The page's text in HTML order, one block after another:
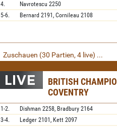
4.
Navrotescu 2250
5-6.
Bernard 2191, Cornileau 2108
Zuschauen (30 Partien, 4 live) ...
BRITISH
COVENTRY
1-2. Dishman 2258, Bradbury 2164
3-4.
Ledger 2101, Kett 2097